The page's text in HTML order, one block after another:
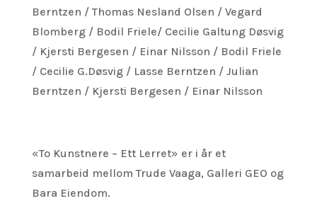
Berntzen / Thomas Nesland Olsen / Vegard
Blomberg / Bodil Friele/ Cecilie Galtung Døsvig
/ Kjersti Bergesen / Einar Nilsson / Bodil Friele
/ Cecilie G.Døsvig / Lasse Berntzen / Julian
Berntzen / Kjersti Bergesen / Einar Nilsson
«To Kunstnere – Ett Lerret» er i år et
samarbeid mellom Trude Vaaga, Galleri GEO og
Bara Eiendom.